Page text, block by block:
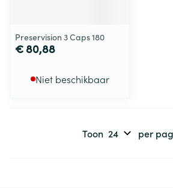
Preservision 3 Caps 180
€ 80,88
Niet beschikbaar
Toon per